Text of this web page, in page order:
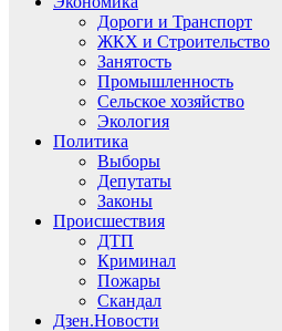
Дороги и Транспорт
ЖКХ и Строительство
Занятость
Промышленность
Сельское хозяйство
Экология
Политика
Выборы
Депутаты
Законы
Происшествия
ДТП
Криминал
Пожары
Скандал
Дзен.Новости